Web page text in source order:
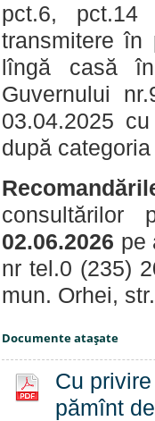
pct.6,
transmitere în
lîngă casă
Guvernului
03.04.2025
după
02.06.2026 pe
nr tel.0 (235)
mun. Orhei,
Documente ataşate
Cu
pămînt